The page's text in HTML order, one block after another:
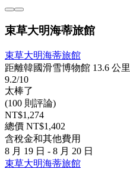
束草大明海蒂旅館
束草大明海蒂旅館
距離韓國滑雪博物館 13.6 公里
9.2/10
太棒了
(100 則評論)
NT$1,274
總價 NT$1,402
含稅金和其他費用
8 月 19 日 - 8 月 20 日
束草大明海蒂旅館